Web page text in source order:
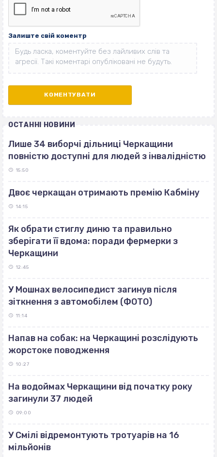
Залиште свій коментр
ОСТАННІ НОВИНИ
Лише 34 виборчі дільниці Черкащини
повністю доступні для людей з інвалідністю
15:50
Двоє черкащан отримають премію Кабміну
14:15
Як обрати стиглу диню та правильно
зберігати її вдома: поради фермерки з
Черкащини
12:45
У Мошнах велосипедист загинув після
зіткнення з автомобілем (ФОТО)
11:14
Напав на собак: на Черкащині розслідують
жорстоке поводження
10:27
На водоймах Черкащини від початку року
загинули 37 людей
09:00
У Смілі відремонтують тротуарів на 16
мільйонів